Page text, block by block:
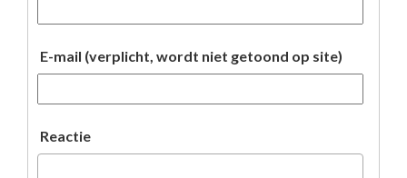
E-mail (verplicht, wordt niet getoond op site)
Reactie